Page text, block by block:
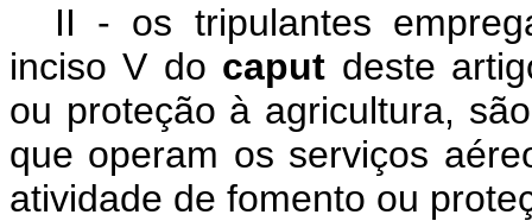
II - os tripulantes
inciso V do caput deste
ou proteção à agricultura,
que operam os serviços
atividade de fomento ou